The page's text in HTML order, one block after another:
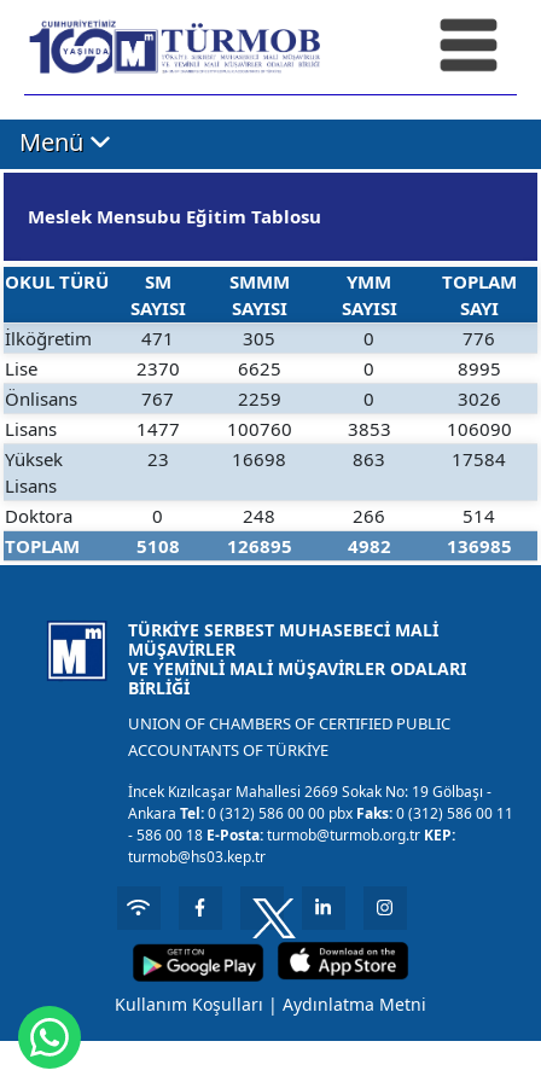
Menü
Meslek Mensubu Eğitim Tablosu
OKUL TÜRÜ
SM
SAYISI
SMMM
SAYISI
YMM
SAYISI
TOPLAM
SAYI
İlköğretim
471 305 0
776
Lise
2370 6625 0
8995
Önlisans
767 2259 0
3026
Lisans
1477 100760 3853
106090
Yüksek
Lisans
23 16698 863 17584
Doktora 0 248 266
514
TOPLAM
5108 126895 4982 136985
TÜRKİYE SERBEST MUHASEBECİ MALİ
MÜŞAVİRLER
VE YEMİNLİ MALİ MÜŞAVİRLER ODALARI
BİRLİĞİ
UNION OF CHAMBERS OF CERTIFIED PUBLIC
ACCOUNTANTS OF TÜRKİYE
İncek Kızılcaşar Mahallesi 2669 Sokak No: 19 Gölbaşı -
AnkaraTel:0 (312) 586 00 00 pbx Faks:0 (312) 586 00 11
- 586 00 18 E-Posta:turmob@turmob.org.tr KEP:
turmob@hs03.kep.tr
Kullanım Koşulları | Aydınlatma Metni